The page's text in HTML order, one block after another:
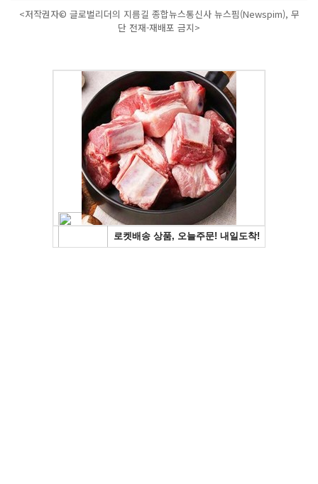
<저작권자© 글로벌리더의 지름길 종합뉴스통신사 뉴스핌(Newspim), 무
단 전재-재배포 금지>